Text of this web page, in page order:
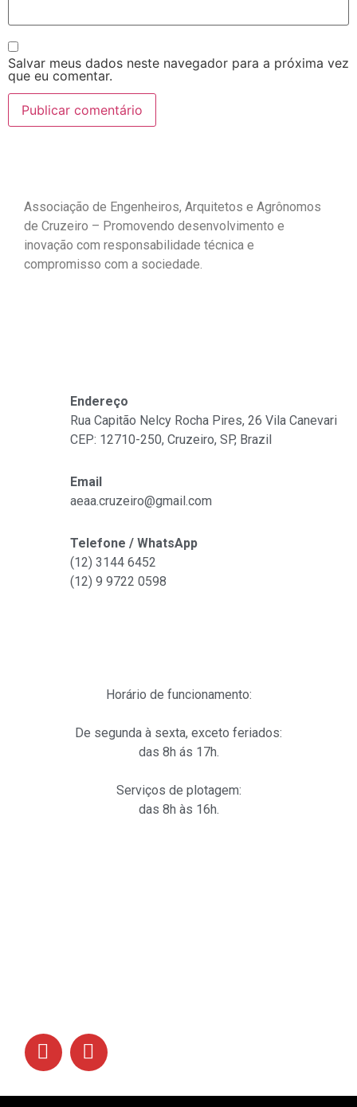
Salvar meus dados neste navegador para a próxima vez
que eu comentar.
Associação de Engenheiros, Arquitetos e Agrônomos
de Cruzeiro – Promovendo desenvolvimento e
inovação com responsabilidade técnica e
compromisso com a sociedade.
Endereço
Rua Capitão Nelcy Rocha Pires, 26 Vila Canevari
CEP: 12710-250, Cruzeiro, SP, Brazil
Email
aeaa.cruzeiro@gmail.com
Telefone / WhatsApp
(12) 3144 6452
(12) 9 9722 0598
Horário de funcionamento:
De segunda à sexta, exceto feriados:
das 8h ás 17h.
Serviços de plotagem:
das 8h às 16h.